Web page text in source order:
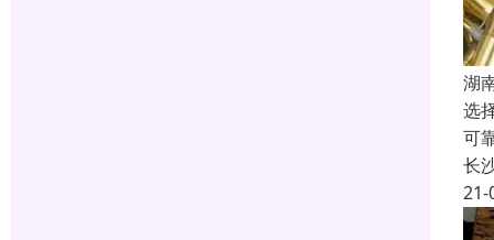
湖
选
可
长
21-